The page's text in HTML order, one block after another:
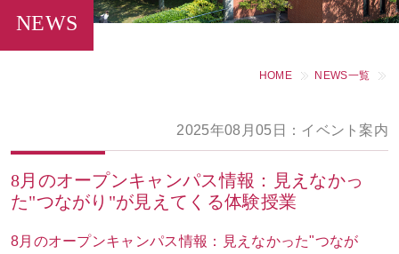
お問い合わせ ENGLISH
NEWS
HOME NEWS一覧
2025年08月05日：イベント案内
8月のオープンキャンパス情報：見えなかっ
た"つながり"が見えてくる体験授業
8月のオープンキャンパス情報：見えなかった"つなが